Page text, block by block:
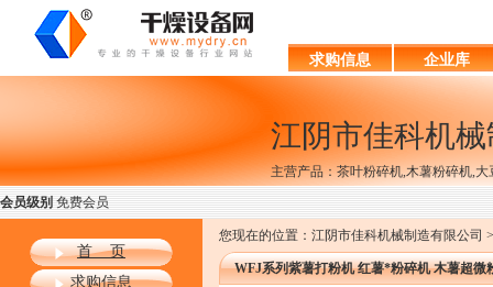
求购信息 企业库
江阴市佳科机
主营产品：茶叶粉碎机,木薯粉碎机,
会员级别免费会员
首 页
求购信息
您现在的位置：江阴市佳科机械制造有限公司
WFJ系列紫薯打粉机 红薯*粉碎机 木薯超微